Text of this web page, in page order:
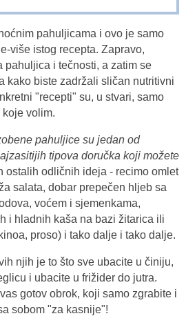
pahuljicama i ovo je samo
više istog recepta. Zapravo,
pahuljica i tečnosti, a zatim se
kako biste zadržali sličan nutritivni
"recepti" su, u stvari, samo
volim.
pahuljice su jedan od
tipova doručka koji možete
ostalih odličnih ideja - recimo omlet
salata, dobar prepečen hljeb sa
voćem i sjemenkama,
i hladnih kaša na bazi žitarica ili
proso) i tako dalje i tako dalje.
njih je to što sve ubacite u činiju,
i ubacite u frižider do jutra.
gotov obrok, koji samo zgrabite i
sobom "za kasnije"!